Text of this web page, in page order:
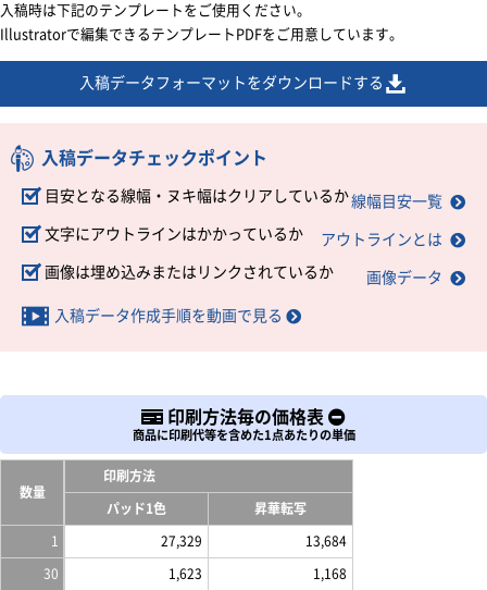
入稿時は下記のテンプレートをご使用ください。
Illustratorで編集できるテンプレートPDFをご用意しています。
入稿データフォーマットをダウンロードする
入稿データチェックポイント
目安となる線幅・ヌキ幅はクリアしているか線幅目安一覧
文字にアウトラインはかかっているか アウトラインとは
画像は埋め込みまたはリンクされているか 画像データ
入稿データ作成手順を動画で見る
印刷方法毎の価格表
商品に印刷代等を含めた1点あたりの単価
数量
印刷方法
パッド1色 昇華転写
1 27,329 13,684
30 1,623 1,168